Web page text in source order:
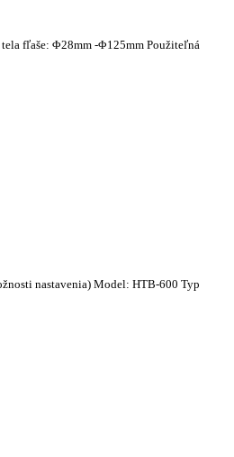
fľaše: Φ28mm -Φ125mm Použiteľná
nastavenia) Model: HTB-600 Typ